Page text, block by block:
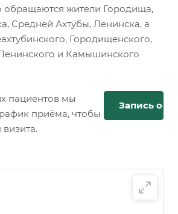
обращаются жители Городища,
Средней Ахтубы, Ленинска, а
Городищенского,
и Камышинского
пациентов мы
приёма, чтобы
визита.
Запись